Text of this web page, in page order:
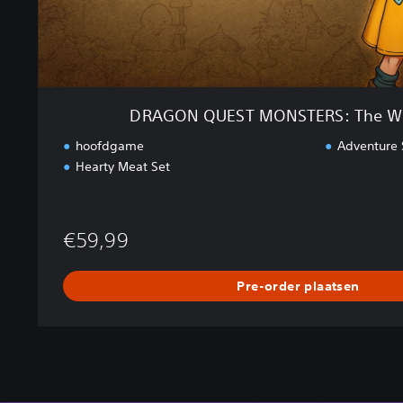
O
E
DRAGON QUEST MONSTERS: The
hoofdgame
Hearty Meat Set
Adventure
€59,99
Pre-order plaatsen